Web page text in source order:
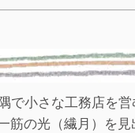
で小さな工務店を
筋の光（繊月）を